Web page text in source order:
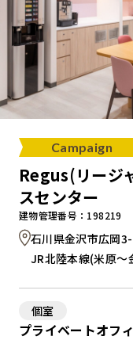
オフィス
Campaign
Regus(リージ
スセンター
建物管理番号：198219
石川県金沢市広岡
JR北陸本線(米原
個室
プライベートオフ